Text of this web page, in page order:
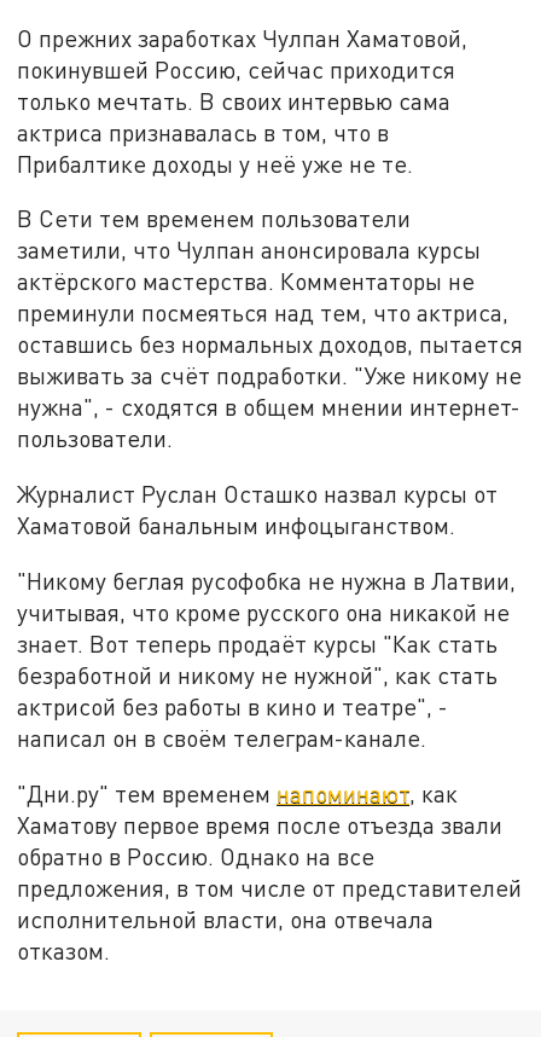
О прежних заработках Чулпан Хаматовой,
покинувшей Россию, сейчас приходится
только мечтать. В своих интервью сама
актриса признавалась в том, что в
Прибалтике доходы у неё уже не те.
В Сети тем временем пользователи
заметили, что Чулпан анонсировала курсы
актёрского мастерства. Комментаторы не
преминули посмеяться над тем, что актриса,
оставшись без нормальных доходов, пытается
выживать за счёт подработки. "Уже никому не
нужна", - сходятся в общем мнении интернет-
пользователи.
Журналист Руслан Осташко назвал курсы от
Хаматовой банальным инфоцыганством.
"Никому беглая русофобка не нужна в Латвии,
учитывая, что кроме русского она никакой не
знает. Вот теперь продаёт курсы "Как стать
безработной и никому не нужной", как стать
актрисой без работы в кино и театре", -
написал он в своём телеграм-канале.
"Дни.ру" тем временем напоминают , как
Хаматову первое время после отъезда звали
обратно в Россию. Однако на все
предложения, в том числе от представителей
исполнительной власти, она отвечала
отказом.